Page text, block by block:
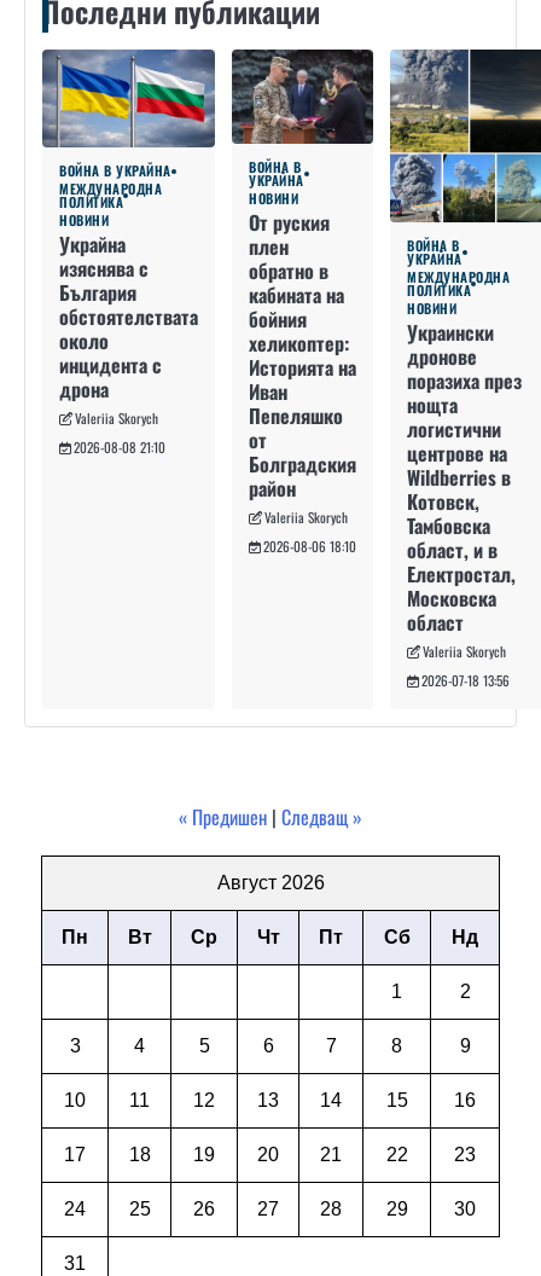
Последни публикации
ВОЙНА В УКРАЙНА
МЕЖДУНАРОДНА
ПОЛИТИКА
НОВИНИ
Украйна
изяснява с
България
обстоятелствата
около
инцидента с
дрона
Valeriia Skorych
2026-08-08 21:10
ВОЙНА В
УКРАЙНА
НОВИНИ
От руския
плен
обратно в
кабината на
бойния
хеликоптер:
Историята на
Иван
Пепеляшко
от
Болградския
район
Valeriia Skorych
2026-08-06 18:10
ВОЙНА В
УКРАЙНА
МЕЖДУНАРОДНА
ПОЛИТИКА
НОВИНИ
Украински
дронове
поразиха през
нощта
логистични
центрове на
Wildberries в
Котовск,
Тамбовска
област, и в
Електростал,
Московска
област
Valeriia Skorych
2026-07-18 13:56
« Предишен | Следващ »
Август 2026
Пн Вт Ср Чт Пт Сб Нд
1 2
3 4 5 6 7 8 9
10 11 12 13 14 15 16
17 18 19 20 21 22 23
24 25 26 27 28 29 30
31